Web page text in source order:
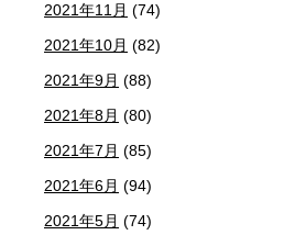
2021年11月 (74)
2021年10月 (82)
2021年9月 (88)
2021年8月 (80)
2021年7月 (85)
2021年6月 (94)
2021年5月 (74)